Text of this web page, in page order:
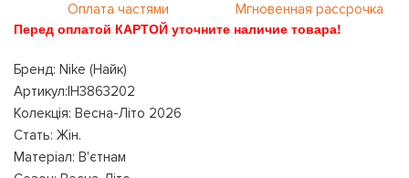
Оплата частями Мгновенная рассрочка
Перед оплатой КАРТОЙ уточните наличие товара!
Бренд: Nike (Найк)
Артикул:IH3863202
Колекція: Весна-Літо 2026
Стать: Жін.
Матеріал: В'єтнам